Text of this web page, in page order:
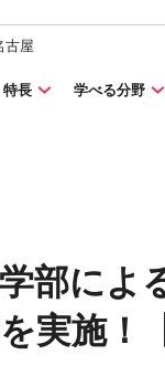
古屋
特長 学べる分野
部によ
実施！